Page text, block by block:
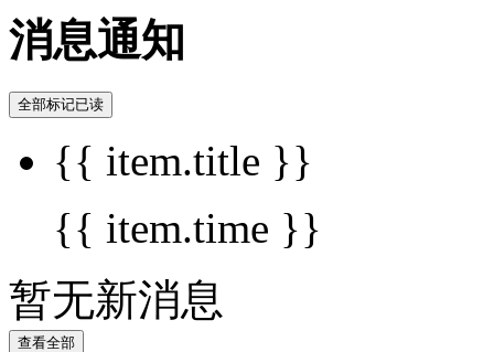
消息通知
全部标记已读
{{ item.title }}
{{ item.time }}
暂无新消息
查看全部